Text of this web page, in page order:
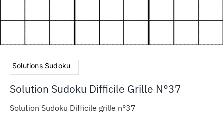
Solutions Sudoku
Solution Sudoku Difficile Grille N°37
Solution Sudoku Difficile grille n°37